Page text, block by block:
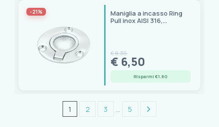
-21%
Maniglia a incasso Ring
Pull inox AISI 316,
€ 8,30
€ 6,50
Risparmi €1.80
1 2 3 5